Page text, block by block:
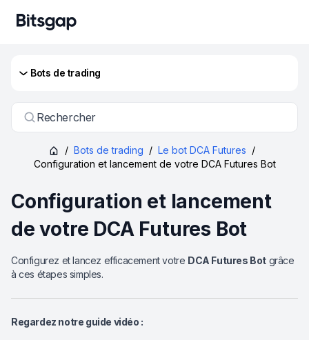
Bots de trading
Rechercher
/ Bots de trading / Le bot DCA Futures /
Configuration et lancement de votre DCA Futures Bot
Configuration et lancement
de votre DCA Futures Bot
Configurez et lancez efficacement votre DCA Futures Bot grâce
à ces étapes simples.
Regardez notre guide vidéo :